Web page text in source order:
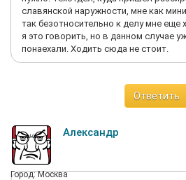
славянской наружности, мне как
так безотносительно к делу мне
я это говорить, но в данном случае
понаехали. Ходить сюда не стоит.
Ответить
Александр
Город: Москва